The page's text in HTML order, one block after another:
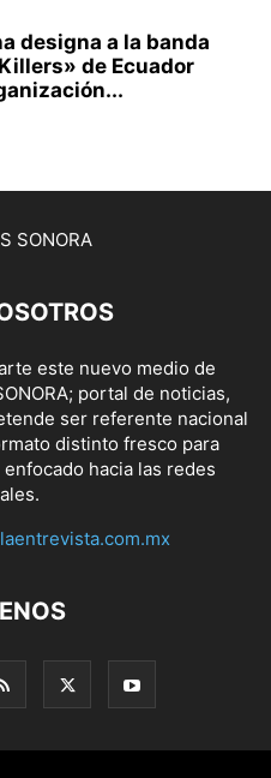
designa a la banda
de Ecuador
este nuevo medio de
portal de noticias,
ser referente nacional
distinto fresco para
hacia las redes